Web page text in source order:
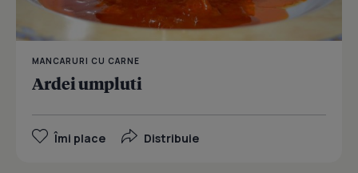
MANCARURI CU CARNE
Ardei umpluti
Îmi place Distribuie